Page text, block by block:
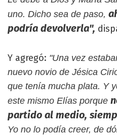
uno. Dicho sea de paso,
podría devolverla",
Y agregó: "Una vez
nuevo novio de Jésica
que tenía mucha plata. Y
este mismo Elías porque
partido al medio,
Yo no lo podía creer, de